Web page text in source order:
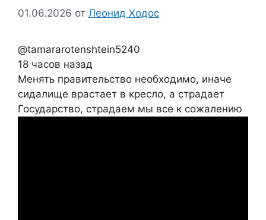
01.06.2026 от Леонид Ходос
@tamararotenshtein5240
18 часов назад
Менять правительство необходимо, иначе
сидалище врастает в кресло, а страдает
Государство, страдаем мы все к сожалению